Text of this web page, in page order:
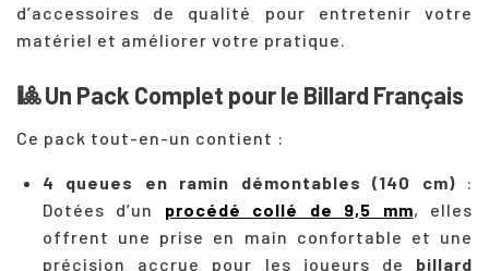
d’accessoires de qualité pour entretenir votre
matériel et améliorer votre pratique.
🎱Un Pack Complet pour le Billard Français
Ce pack tout-en-un contient :
4 queues en ramin démontables (140 cm):
Dotées d’un procédé collé de 9,5 mm, elles
offrent une prise en main confortable et une
précision accrue pour les joueurs de billard